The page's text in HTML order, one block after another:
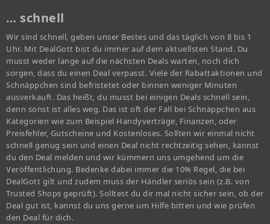
… schnell
Wir sind schnell, geben unser Bestes und das täglich von 8 bis 1
Uhr. Mit DealGott bist du immer auf dem aktuellsten Stand. Du
musst weder lange auf die nächsten Deals warten, noch dich
sorgen, dass du einen Deal verpasst. Viele der Rabattaktionen und
Schnäppchen sind befristetet oder binnen weniger Minuten
ausverkauft. Das heißt, du musst bei einigen Deals schnell sein,
denn sonst ist alles weg. Das ist oft der Fall bei Schnäppchen aus
Kategorien wie zum Beispiel Handyverträge, Finanzen, oder
Preisfehler, Gutscheine und Kostenloses. Sollten wir einmal nicht
schnell genug sein und einen Deal nicht rechtzeitig sehen, kannst
du den Deal melden und wir kümmern uns umgehend um die
Veröffentlichung. Bedenke dabei immer die 10% Regel, die bei
DealGott gilt und zudem muss der Händler seriös sein (z.B. von
Trusted Shops geprüft). Solltest du dir mal nicht sicher sein, ob der
Deal gut ist, kannst du uns gerne um Hilfe bitten und wie prüfen
den Deal für dich.